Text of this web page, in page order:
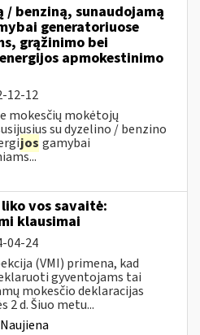
/ benziną, sunaudojamą
generatoriuose
grąžinimo bei
apmokestinimo
12-12
mokesčių mokėtojų
su dyzelino / benzino
jos gamybai
vos savaitė:
klausimai
04-24
(VMI) primena, kad
gyventojams tai
mokesčio deklaracijas
d. Šiuo metu...
Naujiena